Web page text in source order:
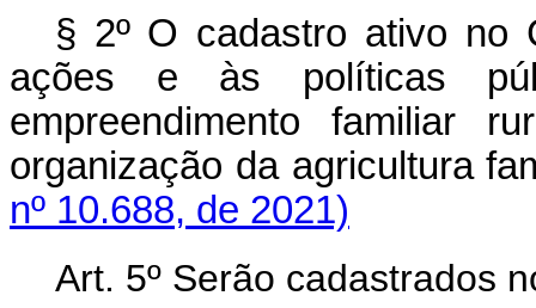
§ 2º O cadastro ativo no
ações e às políticas
empreendimento familiar
organização da agricultura
nº 10.688, de 2021)
Art. 5º Serão cadastrados